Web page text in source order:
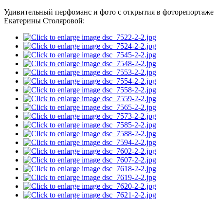
Удивительный перфоманс и фото с открытия в фоторепортаже
Екатерины Столяровой: